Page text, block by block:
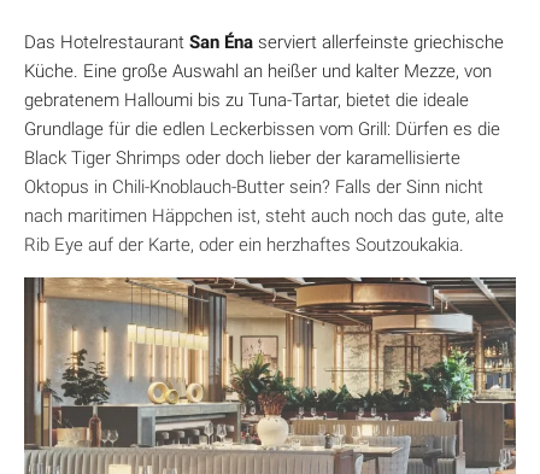
Das Hotelrestaurant San Éna serviert allerfeinste griechische
Küche. Eine große Auswahl an heißer und kalter Mezze, von
gebratenem Halloumi bis zu Tuna-Tartar, bietet die ideale
Grundlage für die edlen Leckerbissen vom Grill: Dürfen es die
Black Tiger Shrimps oder doch lieber der karamellisierte
Oktopus in Chili-Knoblauch-Butter sein? Falls der Sinn nicht
nach maritimen Häppchen ist, steht auch noch das gute, alte
Rib Eye auf der Karte, oder ein herzhaftes Soutzoukakia.